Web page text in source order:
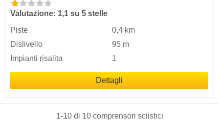
Valutazione: 1,1 su 5 stelle
Piste
0,4 km
Dislivello
95 m
Impianti risalita
1
Dettagli
1-10di 10 comprensori sciistici